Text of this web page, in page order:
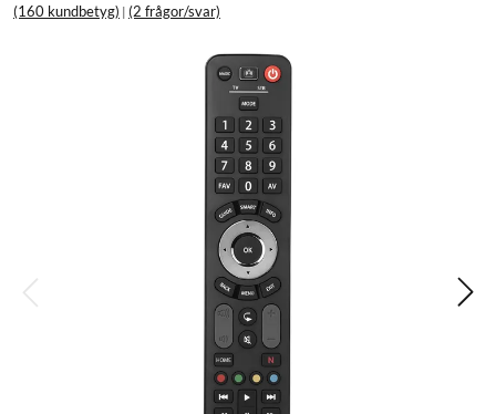
(160 kundbetyg) | (2 frågor/svar)